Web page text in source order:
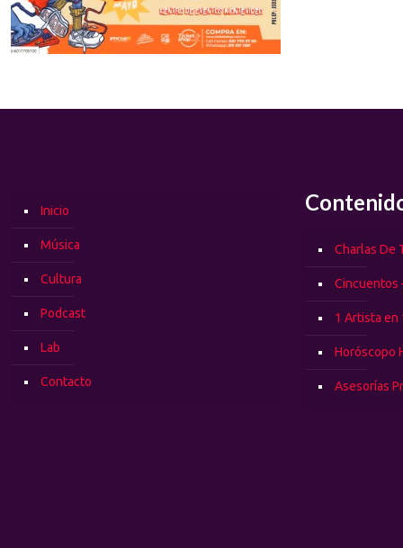
Inicio
Música
Cultura
Podcast
Lab
Contacto
Charlas De
Cincuentos
1 Artista en
Horóscopo
Asesorías